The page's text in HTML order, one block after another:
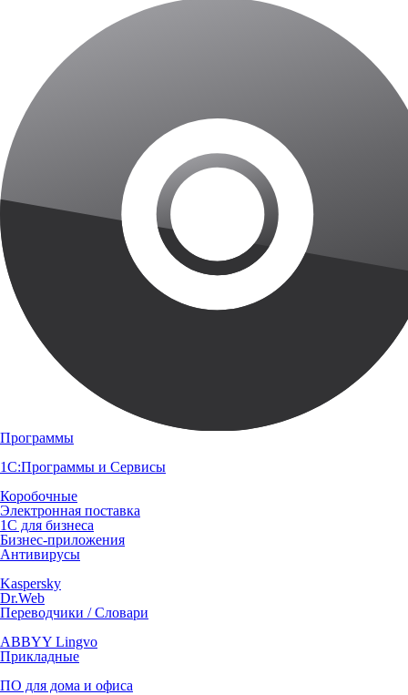
Программы
1С:Программы и Сервисы
Коробочные
Электронная поставка
1С для бизнеса
Бизнес-приложения
Антивирусы
Kaspersky
Dr.Web
Переводчики / Словари
ABBYY Lingvo
Прикладные
ПО для дома и офиса